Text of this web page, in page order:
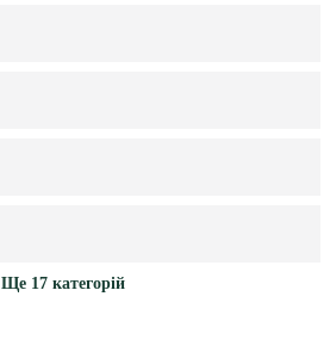
Ще 17 категорій